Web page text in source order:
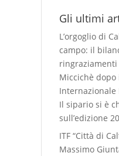
Gli ultimi
L’orgoglio di
campo: il
Miccichè dopo
Internazionale
Il sipario si è
sull’edizione
ITF “Città di
Massimo